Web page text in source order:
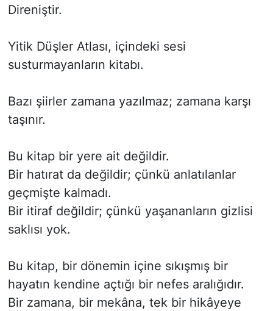
Direniştir.
Yitik Düşler Atlası, içindeki sesi
susturmayanların kitabı.
Bazı şiirler zamana yazılmaz; zamana karşı
taşınır.
Bu kitap bir yere ait değildir.
Bir hatırat da değildir; çünkü anlatılanlar
geçmişte kalmadı.
Bir itiraf değildir; çünkü yaşananların gizlisi
saklısı yok.
Bu kitap, bir dönemin içine sıkışmış bir
hayatın kendine açtığı bir nefes aralığıdır.
Bir zamana, bir mekâna, tek bir hikâyeye